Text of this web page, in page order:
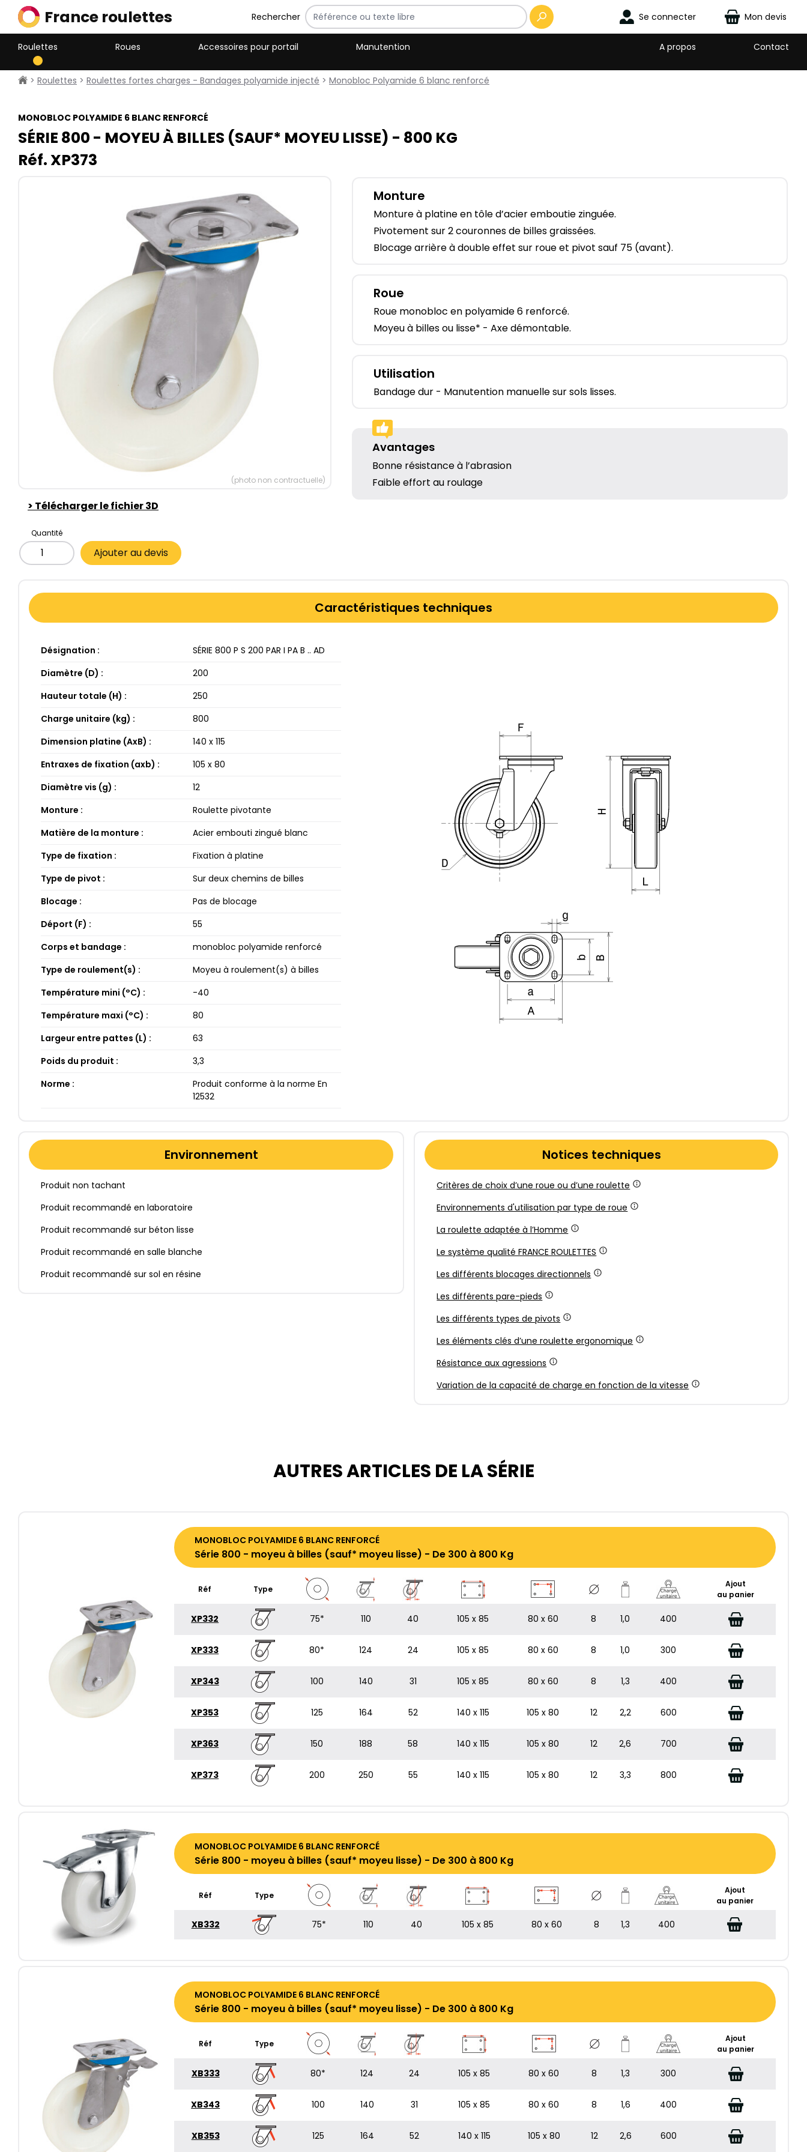
France roulettes Rechercher Se connecter Mon devis
Roulettes Roues Accessoires pour portail Manutention A propos Contact
> Roulettes > Roulettes fortes charges - Bandages polyamide injecté > Monobloc Polyamide 6 blanc renforcé
MONOBLOC POLYAMIDE 6 BLANC RENFORCÉ
SÉRIE 800​ - MOYEU À BILLES (SAUF* MOYEU LISSE) - 800​ KG
Réf. XP373
(photo non contractuelle)
> Télécharger le fichier 3D
Quantité
Ajouter au devis
Monture
Monture à platine en tôle d’acier emboutie zinguée.
Pivotement sur 2 couronnes de billes graissées.
Blocage arrière à double effet sur roue et pivot sauf 75 (avant).
Roue
Roue monobloc en polyamide 6 renforcé.
Moyeu à billes ou lisse* - Axe démontable.
Utilisation
Bandage dur - Manutention manuelle sur sols lisses.
Avantages
Bonne résistance à l’abrasion
Faible effort au roulage
Caractéristiques techniques
Désignation :
SÉRIE 800​ P S 200​ PAR I PA B .. AD
Diamètre (D) :
200​
Hauteur totale (H) :
250​
Charge unitaire (kg) :
800​
Dimension platine (AxB) :
140​ x 115​
Entraxes de fixation (axb) :
105​ x 80​
Diamètre vis (g) :
12​
Monture :
Roulette pivotante
Matière de la monture :
Acier embouti zingué blanc
Type de fixation :
Fixation à platine
Type de pivot :
Sur deux chemins de billes
Blocage :
Pas de blocage
Déport (F) :
55​
Corps et bandage :
monobloc polyamide renforcé
Type de roulement(s) :
Moyeu à roulement(s) à billes
Température mini (°C) :
-40​
Température maxi (°C) :
80​
Largeur entre pattes (L) :
63​
Poids du produit :
3​,3​
Norme :
Produit conforme à la norme En
12532
Environnement
Produit non tachant
Produit recommandé en laboratoire
Produit recommandé sur béton lisse
Produit recommandé en salle blanche
Produit recommandé sur sol en résine
Notices techniques
Critères de choix d’une roue ou d’une roulette
Environnements d'utilisation par type de roue
La roulette adaptée à l’Homme
Le système qualité FRANCE ROULETTES
Les différents blocages directionnels
Les différents pare-pieds
Les différents types de pivots
Les éléments clés d’une roulette ergonomique
Résistance aux agressions
Variation de la capacité de charge en fonction de la vitesse
AUTRES ARTICLES DE LA SÉRIE
MONOBLOC POLYAMIDE 6 BLANC RENFORCÉ
Série 800 - moyeu à billes (sauf* moyeu lisse) - De 300 à 800 Kg
Réf Type
Ajout
au panier
XP332 75* 110 40 105 x 85 80 x 60 8 1,0 400
XP333 80* 124 24 105 x 85 80 x 60 8 1,0 300
XP343 100 140 31 105 x 85 80 x 60 8 1,3 400
XP353 125 164 52 140 x 115 105 x 80 12 2,2 600
XP363 150 188 58 140 x 115 105 x 80 12 2,6 700
XP373 200 250 55 140 x 115 105 x 80 12 3,3 800
MONOBLOC POLYAMIDE 6 BLANC RENFORCÉ
Série 800 - moyeu à billes (sauf* moyeu lisse) - De 300 à 800 Kg
Réf Type
Ajout
au panier
XB332 75* 110 40 105 x 85 80 x 60 8 1,3 400
MONOBLOC POLYAMIDE 6 BLANC RENFORCÉ
Série 800 - moyeu à billes (sauf* moyeu lisse) - De 300 à 800 Kg
Réf Type
Ajout
au panier
XB333 80* 124 24 105 x 85 80 x 60 8 1,3 300
XB343 100 140 31 105 x 85 80 x 60 8 1,6 400
XB353 125 164 52 140 x 115 105 x 80 12 2,6 600